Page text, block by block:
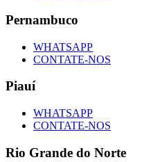
Pernambuco
WHATSAPP
CONTATE-NOS
Piauí
WHATSAPP
CONTATE-NOS
Rio Grande do Norte